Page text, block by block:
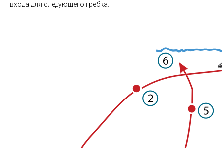
входа для следующего гребка.